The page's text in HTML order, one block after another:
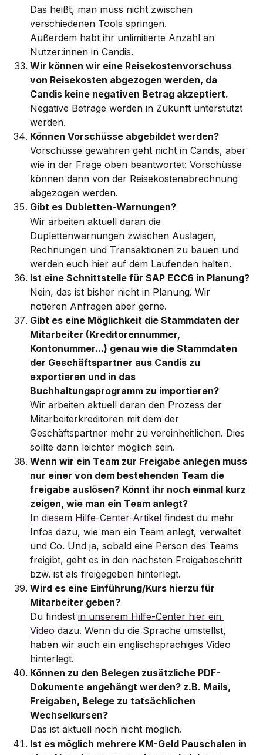
Das heißt, man muss nicht zwischen
verschiedenen Tools springen.
Außerdem habt ihr unlimitierte Anzahl an
Nutzer:innen in Candis.
Wir können wir eine Reisekostenvorschuss
von Reisekosten abgezogen werden, da
Candis keine negativen Betrag akzeptiert.
Negative Beträge werden in Zukunft unterstützt
werden.
Können Vorschüsse abgebildet werden?
Vorschüsse gewähren geht nicht in Candis, aber
wie in der Frage oben beantwortet: Vorschüsse
können dann von der Reisekostenabrechnung
abgezogen werden.
Gibt es Dubletten-Warnungen?
Wir arbeiten aktuell daran die
Duplettenwarnungen zwischen Auslagen,
Rechnungen und Transaktionen zu bauen und
werden euch hier auf dem Laufenden halten.
Ist eine Schnittstelle für SAP ECC6 in Planung?
Nein, das ist bisher nicht in Planung. Wir
notieren Anfragen aber gerne.
Gibt es eine Möglichkeit die Stammdaten der
Mitarbeiter (Kreditorennummer,
Kontonummer...) genau wie die Stammdaten
der Geschäftspartner aus Candis zu
exportieren und in das
Buchhaltungsprogramm zu importieren?
Wir arbeiten aktuell daran den Prozess der
Mitarbeiterkreditoren mit dem der
Geschäftspartner mehr zu vereinheitlichen. Dies
sollte dann leichter möglich sein.
Wenn wir ein Team zur Freigabe anlegen muss
nur einer von dem bestehenden Team die
freigabe auslösen? Könnt ihr noch einmal kurz
zeigen, wie man ein Team anlegt?
In diesem Hilfe-Center-Artikel findest du mehr
Infos dazu, wie man ein Team anlegt, verwaltet
und Co. Und ja, sobald eine Person des Teams
freigibt, geht es in den nächsten Freigabeschritt
bzw. ist als freigegeben hinterlegt.
Wird es eine Einführung/Kurs hierzu für
Mitarbeiter geben?
Du findest in unserem Hilfe-Center hier ein
Video dazu. Wenn du die Sprache umstellst,
haben wir auch ein englischsprachiges Video
hinterlegt.
Können zu den Belegen zusätzliche PDF-
Dokumente angehängt werden? z.B. Mails,
Freigaben, Belege zu tatsächlichen
Wechselkursen?
Das ist aktuell noch nicht möglich.
Ist es möglich mehrere KM-Geld Pauschalen in